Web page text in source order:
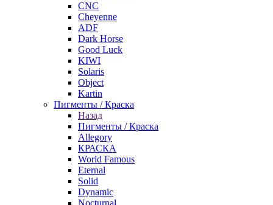
CNC
Cheyenne
ADF
Dark Horse
Good Luck
KIWI
Solaris
Object
Kartin
Пигменты / Краска
Назад
Пигменты / Краска
Allegory
КРАСКА
World Famous
Eternal
Solid
Dynamic
Nocturnal